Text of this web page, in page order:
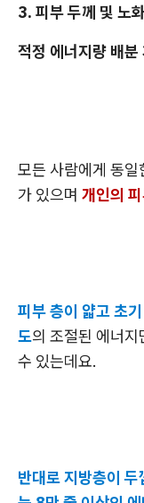
3. 피부 두께 및 노
적정 에너지량 배분
모든 사람에게 동
가 있으며 개인의
피부 층이 얇고 초
도의 조절된 에너지
수 있는데요.
반대로 지방층이